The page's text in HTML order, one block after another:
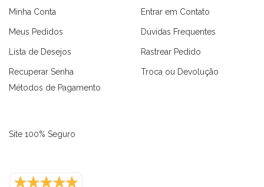
Minha Conta
Meus Pedidos
Lista de Desejos
Recuperar Senha
Entrar em Contato
Dúvidas Frequentes
Rastrear Pedido
Troca ou Devolução
Métodos de Pagamento
Site 100% Seguro